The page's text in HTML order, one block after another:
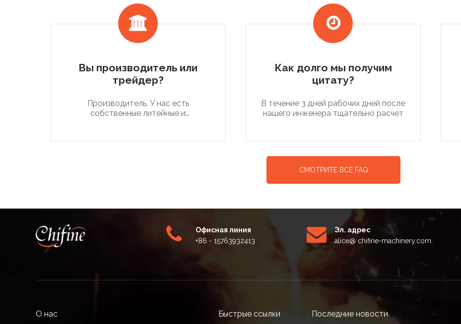
Вы производитель или
трейдер?
Производитель. У нас есть
собственные литейные и
Как долго мы получим
цитату?
В течение 3 дней рабочих дней после
нашего инженера тщательно расчет
СМОТРИТЕ ВСЕ FAQ
Офисная линия
+86 - 15763932413
Эл. адрес
alice@ chifine-machinery.com.
О нас Быстрые ссылки Последние новости